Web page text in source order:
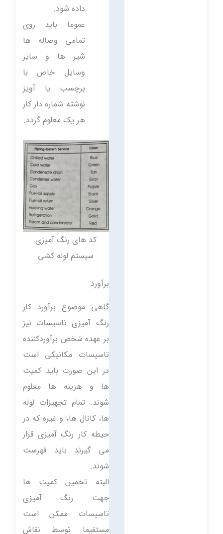
داده شود.
عموما باید روی
تمامی وصاله ها
شیر ها و سایر
وسایل خاص با
برچسب یا آویز
نوشته شماره دار کار
هر یک معلوم گردد.
کد های رنگ آمیزی
سیستم لوله کشی
برآورد
گاهی موضوع برآورد کار
رنگ آمیزی تاسیسات نیز
بر عهده شخص برآوردکننده
تاسیسات مکانیکی است
در این صورت باید کمیت
ها و هزینه ها معلوم
شوند. تمام تجهیزات لوله
ها، کانال ها، و غیره که در
حیطه کار رنگ آمیزی قرار
می گیرند باید فهرست
شوند.
البته تخمین کمیت ها
جهت رنگ آمیزی
تاسیسات ممکن است
مستقیما توسط نقاش